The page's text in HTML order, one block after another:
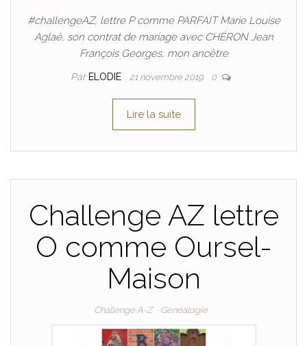
#challengeAZ, lettre P comme PARFAIT Marie Louise
Aglaé, son contrat de mariage avec CHÉRON Jean
François Georges, mon ancêtre
Par ELODIE 21 novembre 2019 0
Lire la suite
Challenge AZ lettre
O comme Oursel-
Maison
Challenge A-Z Généalogie